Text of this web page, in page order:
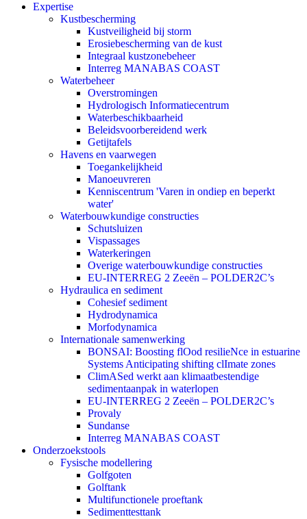
Expertise
Kustbescherming
Kustveiligheid bij storm
Erosiebescherming van de kust
Integraal kustzonebeheer
Interreg MANABAS COAST
Waterbeheer
Overstromingen
Hydrologisch Informatiecentrum
Waterbeschikbaarheid
Beleidsvoorbereidend werk
Getijtafels
Havens en vaarwegen
Toegankelijkheid
Manoeuvreren
Kenniscentrum 'Varen in ondiep en beperkt
water'
Waterbouwkundige constructies
Schutsluizen
Vispassages
Waterkeringen
Overige waterbouwkundige constructies
EU-INTERREG 2 Zeeën – POLDER2C’s
Hydraulica en sediment
Cohesief sediment
Hydrodynamica
Morfodynamica
Internationale samenwerking
BONSAI: Boosting flOod resilieNce in estuarine
Systems Anticipating shifting clImate zones
ClimASed werkt aan klimaatbestendige
sedimentaanpak in waterlopen
EU-INTERREG 2 Zeeën – POLDER2C’s
Provaly
Sundanse
Interreg MANABAS COAST
Onderzoekstools
Fysische modellering
Golfgoten
Golftank
Multifunctionele proeftank
Sedimenttesttank